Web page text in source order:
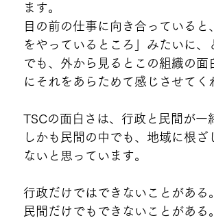
ます。
目の前の仕事に向き合っている
をやっているところ」みたいに、
でも、外から見るとこの組織の
にそれをあらためて感じさせてく
TSCの面白さは、行政と民間が一
しかも民間の中でも、地域に根
ないと思っています。
行政だけではできないことがある。
民間だけでもできないことがある。